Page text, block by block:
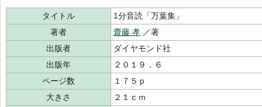
タイトル
1分音読「万葉集」
著者
齋藤 孝 ／著
出版者
ダイヤモンド社
出版年
２０１９．６
ページ数
１７５ｐ
大きさ
２１ｃｍ